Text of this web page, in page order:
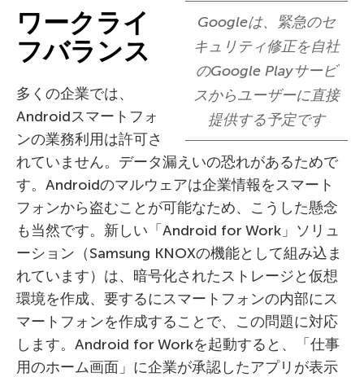
Googleは、緊急のセ
キュリティ修正を自社
のGoogle Playサービ
スからユーザーに直接
提供する予定です
ワークライ
フバランス
多くの企業では、
Androidスマートフォ
ンの業務利用は許可さ
れていません。データ漏えいの恐れがあるためで
す。Androidのマルウェアは企業情報をスマート
フォンから盗むことが可能なため、こうした懸念
も当然です。新しい「Android for Work」ソリュ
ーション（Samsung KNOXの機能として組み込ま
れています）は、暗号化されたストレージと仮想
環境を作成、要するにスマートフォンの内部にス
マートフォンを作成することで、この問題に対応
します。Android for Workを起動すると、「仕事
用のホーム画面」に企業が承認したアプリが表示